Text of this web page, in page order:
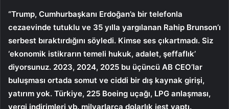
“Trump, Cumhurbaşkanı Erdoğan’a bir telefonla
cezaevinde tutuklu ve 35 yılla yargılanan Rahip Brunson’ı
serbest bıraktırdığını söyledi. Kimse ses çıkartmadı. Siz
‘ekonomik istikrarın temeli hukuk, adalet, şeffaflık’
diyorsunuz. 2023, 2024, 2025 bu üçüncü AB CEO’lar
buluşması ortada somut ve ciddi bir dış kaynak girişi,
yatırım yok. Türkiye, 225 Boeing uçağı, LPG anlaşması,
vergi indirimleri vb. milyarlarca dolarlık jest yaptı.